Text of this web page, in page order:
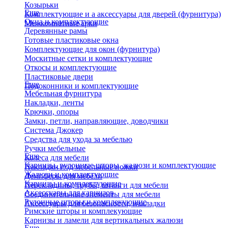
Козырьки
Комплектующие и а аксессуары для дверей (фурнитура)
Межкомнатные арки
Еще
Окна и комплектующие
Деревянные рамы
Готовые пластиковые окна
Комплектующие для окон (фурнитура)
Москитные сетки и комплектующие
Откосы и комплектующие
Пластиковые двери
Подоконники и комплектующие
Еще
Мебельная фурнитура
Накладки, ленты
Крючки, опоры
Замки, петли, направляющие, доводчики
Система Джокер
Средства для ухода за мебелью
Ручки мебельные
Колеса для мебели
Накладки под мебельные ножки
Демпферы для мебели
Перекладины, трубы, штанги для мебели
Соединительные элементы для мебели
Аксессуары для безопасности, накладки
Еще
Карнизы, рулонные шторы, жалюзи и комплектующие
Жалюзи и комплектующие
Карнизы и комплектующие
Аксессуары для карнизов
Рулонные шторы и комплекующие
Римские шторы и комплекующие
Карнизы и ламели для вертикальных жалюзи